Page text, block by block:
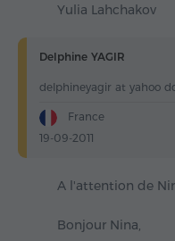
Yulia Lahchakov
Delphine YAGIR
delphineyagir at yahoo
France
19-09-2011
A l'attention de
Bonjour Nina,